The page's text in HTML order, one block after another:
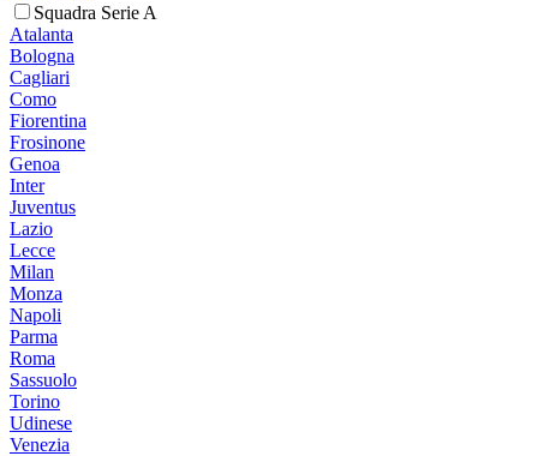
Squadra Serie A
Atalanta
Bologna
Cagliari
Como
Fiorentina
Frosinone
Genoa
Inter
Juventus
Lazio
Lecce
Milan
Monza
Napoli
Parma
Roma
Sassuolo
Torino
Udinese
Venezia